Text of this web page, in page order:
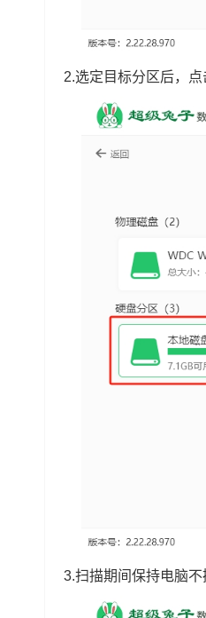
2.选定目标分区后，
3.扫描期间保持电脑